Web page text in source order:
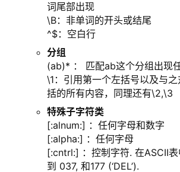
词尾部出现
\B：非单词的开头或结尾
^$：空白行
分组
(ab)* ： 匹配ab这个分组出现
\1：引用第一个左括号以及与
括的所有内容，同理还有\2,\3
特殊子字符类
[:alnum:] ：任何字母和数字
[:alpha:] ：任何字母
[:cntrl:] ：控制字符. 在ASCII
到 037, 和177 (‘DEL’).